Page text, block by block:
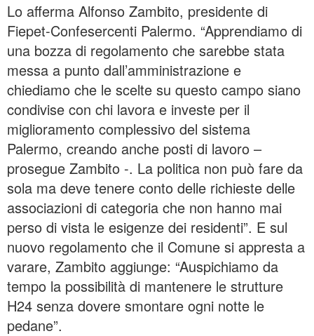
Lo afferma Alfonso Zambito, presidente di
Fiepet-Confesercenti Palermo. “Apprendiamo di
una bozza di regolamento che sarebbe stata
messa a punto dall’amministrazione e
chiediamo che le scelte su questo campo siano
condivise con chi lavora e investe per il
miglioramento complessivo del sistema
Palermo, creando anche posti di lavoro –
prosegue Zambito -. La politica non può fare da
sola ma deve tenere conto delle richieste delle
associazioni di categoria che non hanno mai
perso di vista le esigenze dei residenti”. E sul
nuovo regolamento che il Comune si appresta a
varare, Zambito aggiunge: “Auspichiamo da
tempo la possibilità di mantenere le strutture
H24 senza dovere smontare ogni notte le
pedane”.